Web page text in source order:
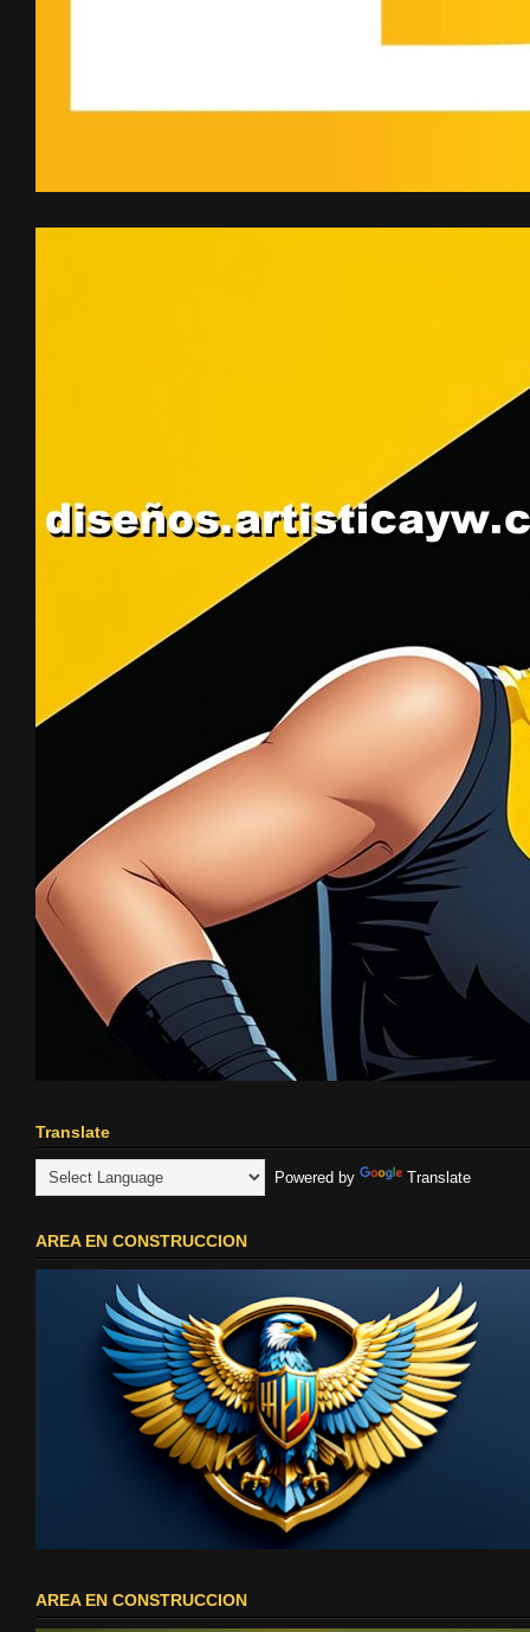
Translate
Powered by Translate
AREA EN CONSTRUCCION
AREA EN CONSTRUCCION